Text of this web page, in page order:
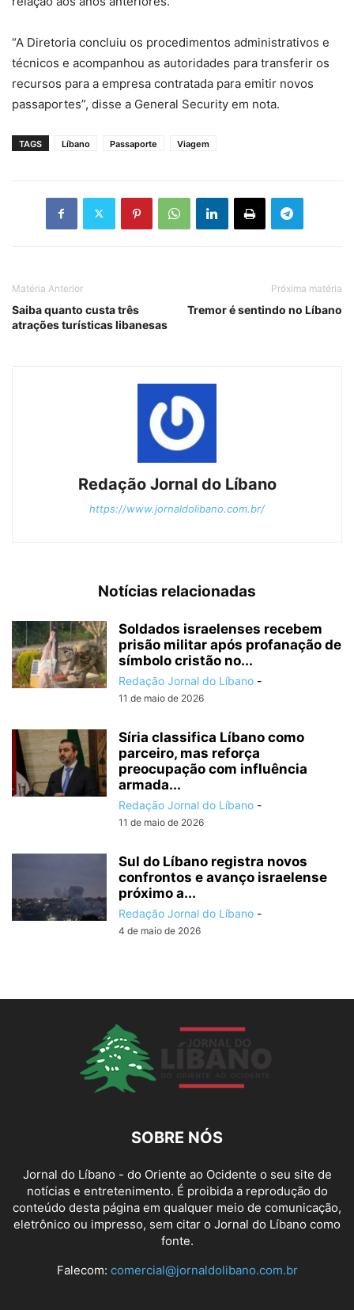
“A Diretoria concluiu os procedimentos administrativos e
técnicos e acompanhou as autoridades para transferir os
recursos para a empresa contratada para emitir novos
passaportes”, disse a General Security em nota.
TAGS Líbano Passaporte Viagem
Matéria Anterior
Saiba quanto custa três
atrações turísticas libanesas
Próxima matéria
Tremor é sentindo no Líbano
Redação Jornal do Líbano
https://www.jornaldolibano.com.br/
Notícias relacionadas
Soldados israelenses recebem
prisão militar após profanação de
símbolo cristão no...
Redação Jornal do Líbano -
11 de maio de 2026
Síria classifica Líbano como
parceiro, mas reforça
preocupação com influência
armada...
Redação Jornal do Líbano -
11 de maio de 2026
Sul do Líbano registra novos
confrontos e avanço israelense
próximo a...
Redação Jornal do Líbano -
4 de maio de 2026
SOBRE NÓS
Jornal do Líbano - do Oriente ao Ocidente o seu site de
notícias e entretenimento. É proibida a reprodução do
conteúdo desta página em qualquer meio de comunicação,
eletrônico ou impresso, sem citar o Jornal do Líbano como
fonte.
Falecom: comercial@jornaldolibano.com.br